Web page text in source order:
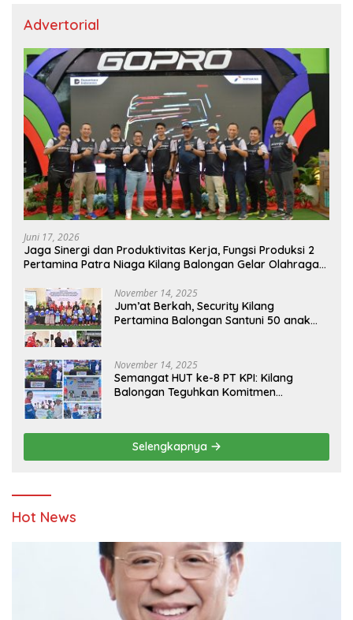
Advertorial
Juni 17, 2026
Jaga Sinergi dan Produktivitas Kerja, Fungsi Produksi 2
Pertamina Patra Niaga Kilang Balongan Gelar Olahraga
November 14, 2025
Jum’at Berkah, Security Kilang
Pertamina Balongan Santuni 50 anak
November 14, 2025
Semangat HUT ke-8 PT KPI: Kilang
Balongan Teguhkan Komitmen
Pendidikan
Selengkapnya
Hot News